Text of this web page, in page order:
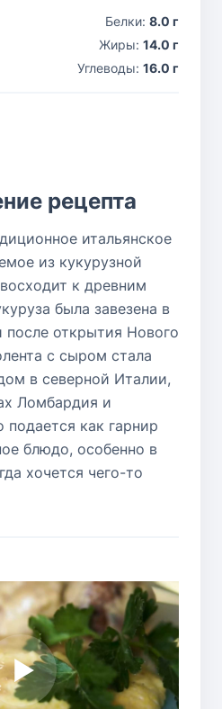
Белки: 8.0 г
Жиры: 14.0 г
Углеводы: 16.0 г
рецепта
итальянское
из кукурузной
к древним
была завезена в
открытия Нового
с сыром стала
в северной Италии,
Ломбардия и
как гарнир
блюдо, особенно в
хочется чего-то